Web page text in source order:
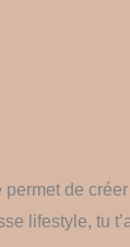
de
lifestyle, tu